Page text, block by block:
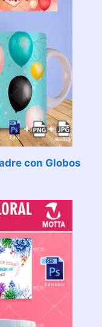
con Globos